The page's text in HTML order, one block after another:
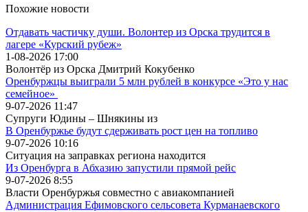
Похожие новости
Отдавать частичку души. Волонтер из Орска трудится в
лагере «Курский рубеж»
1-08-2026 17:00
Волонтёр из Орска Дмитрий Кокубенко
Оренбуржцы выиграли 5 млн рублей в конкурсе «Это у нас
семейное»
9-07-2026 11:47
Супруги Юдины – Шнякины из
В Оренбуржье будут сдерживать рост цен на топливо
9-07-2026 10:16
Ситуация на заправках региона находится
Из Оренбурга в Абхазию запустили прямой рейс
9-07-2026 8:55
Власти Оренбуржья совместно с авиакомпанией
Администрация Ефимовского сельсовета Курманаевского